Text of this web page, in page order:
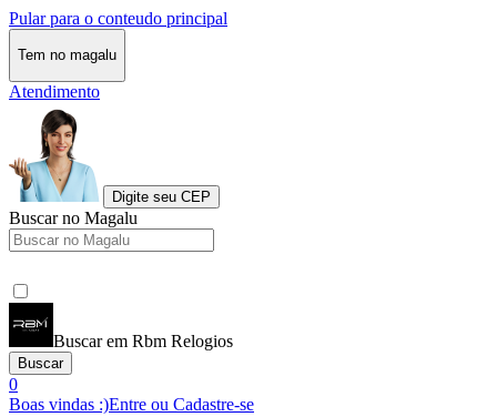
Pular para o conteudo principal
Tem no magalu
Atendimento
Digite seu CEP
Buscar no Magalu
Buscar em Rbm Relogios
Buscar
0
Boas vindas :)Entre ou Cadastre-se